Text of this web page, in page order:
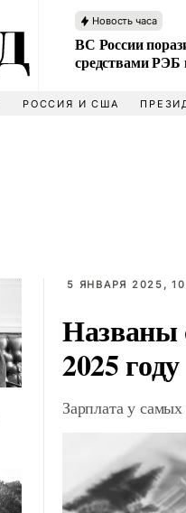
Новость часа
ВС России
средствами РЭБ
РОССИЯ И США
5 ЯНВАРЯ 2025,
Названы
2025 году
Зарплата у